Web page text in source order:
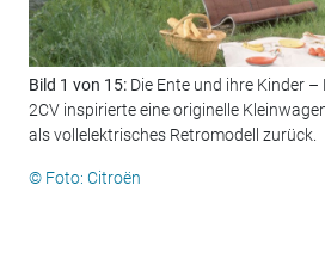
Bild 1 von 15: Die Ente und ihre Kinder
2CV inspirierte eine originelle
als vollelektrisches Retromodell zurück.
© Foto: Citroën